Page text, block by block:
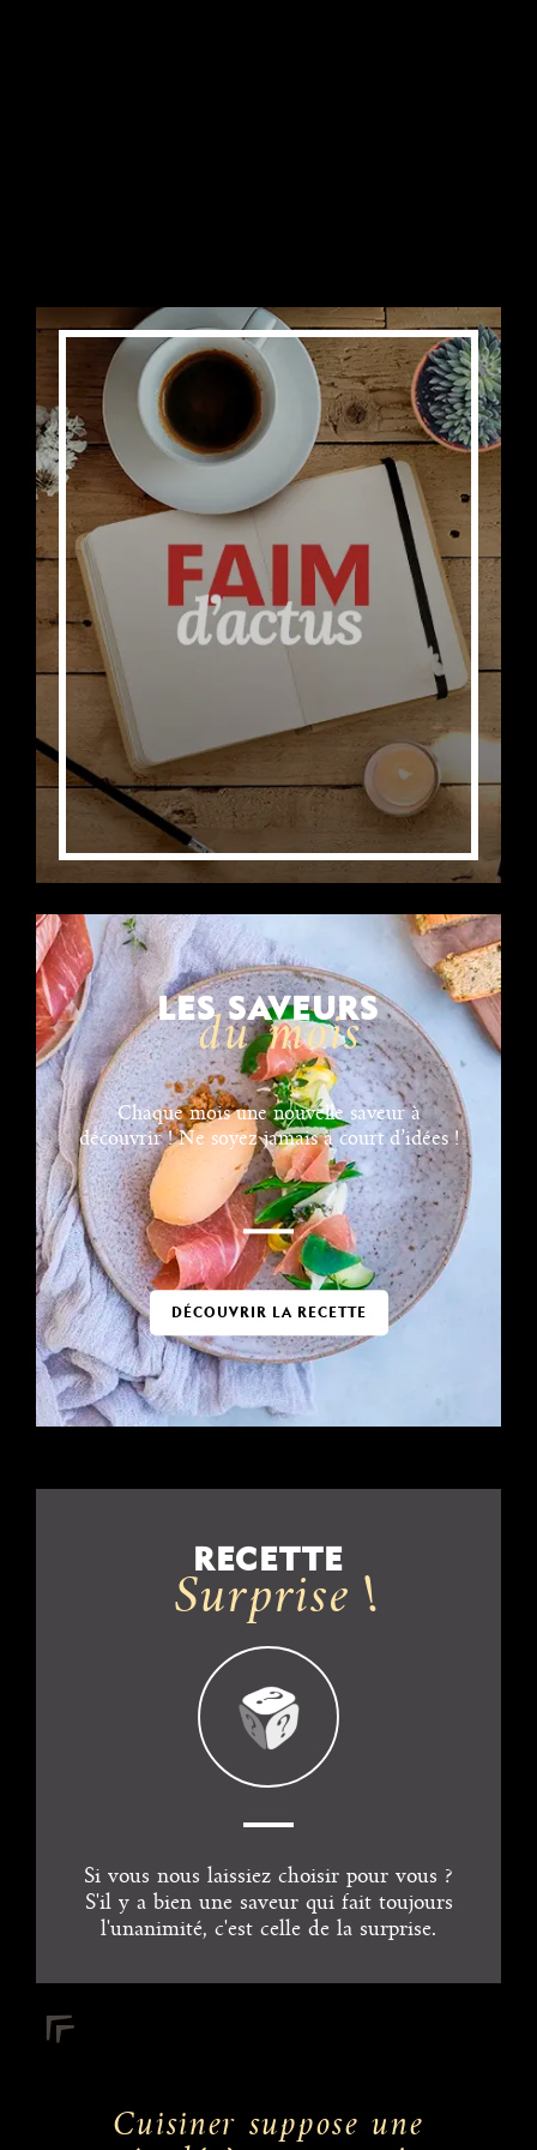
LES SAVEURS
du mois
Chaque mois une nouvelle saveur à
découvrir ! Ne soyez jamais à court d’idées !
DÉCOUVRIR LA RECETTE
RECETTE
Surprise !
Si vous nous laissiez choisir pour vous ?
S'il y a bien une saveur qui fait toujours
l'unanimité, c'est celle de la surprise.
Cuisiner suppose une